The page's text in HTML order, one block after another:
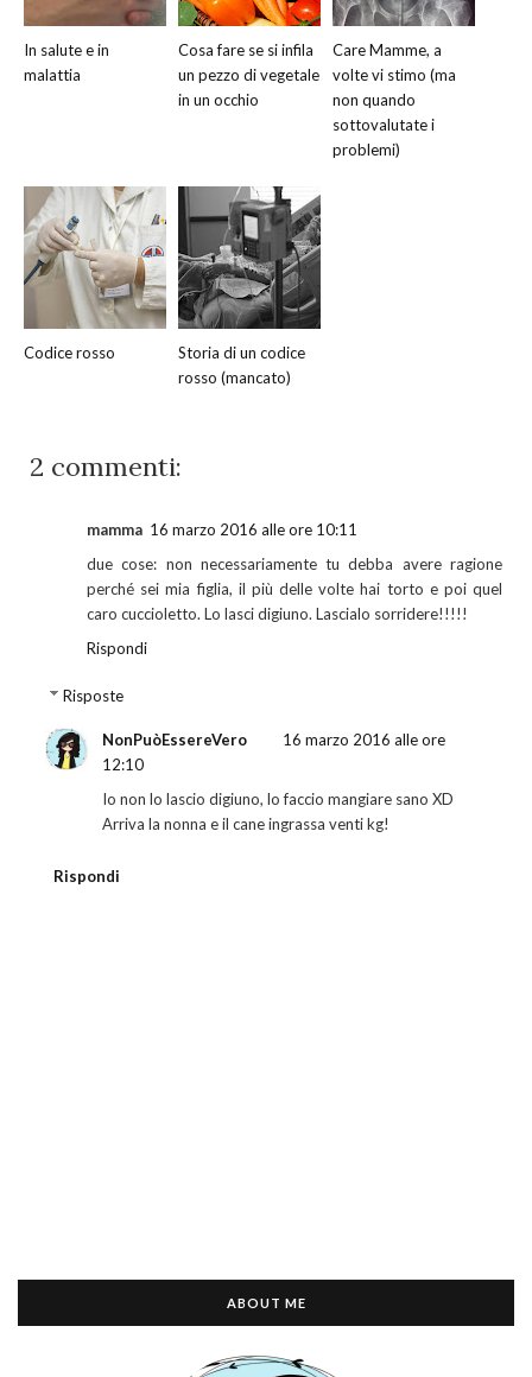
In salute e in
malattia
Cosa fare se si infila
un pezzo di vegetale
in un occhio
Care Mamme, a
volte vi stimo (ma
non quando
sottovalutate i
problemi)
Codice rosso
Storia di un codice
rosso (mancato)
2 commenti:
mamma 16 marzo 2016 alle ore 10:11
due cose: non necessariamente tu debba avere ragione
perché sei mia figlia, il più delle volte hai torto e poi quel
caro cuccioletto. Lo lasci digiuno. Lascialo sorridere!!!!!
Rispondi
Risposte
NonPuòEssereVero
16 marzo 2016 alle ore
12:10
Io non lo lascio digiuno, lo faccio mangiare sano XD
Arriva la nonna e il cane ingrassa venti kg!
Rispondi
ABOUT ME